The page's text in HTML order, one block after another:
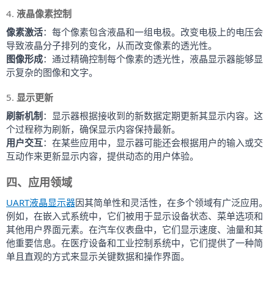
4. 液晶像素控制
像素激活：每个像素包含液晶和一组电极。改变电极上的电压会
导致液晶分子排列的变化，从而改变像素的透光性。
图像形成：通过精确控制每个像素的透光性，液晶显示器能够显
示复杂的图像和文字。
5. 显示更新
刷新机制 ：显示器根据接收到的新数据定期更新其显示内容。这
个过程称为刷新，确保显示内容保持最新。
用户交互：在某些应用中，显示器可能还会根据用户的输入或交
互动作来更新显示内容，提供动态的用户体验。
四、应用领域
UART液晶显示器因其简单性和灵活性，在多个领域有广泛应用。
例如，在嵌入式系统中，它们被用于显示设备状态、菜单选项和
其他用户界面元素。在汽车仪表盘中，它们显示速度、油量和其
他重要信息。在医疗设备和工业控制系统中，它们提供了一种简
单且直观的方式来显示关键数据和操作界面。